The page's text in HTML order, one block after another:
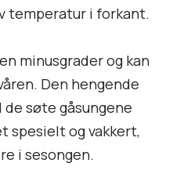
temperatur i forkant.
minusgrader og kan
Den hengende
søte gåsungene
spesielt og vakkert,
i sesongen.